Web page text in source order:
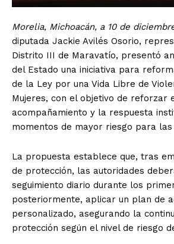
Morelia, Michoacán, a 10 de
diputada Jackie Avilés Osorio,
Distrito III de Maravatío, presentó
del Estado una iniciativa para
de la Ley por una Vida Libre de
Mujeres, con el objetivo de reforzar
acompañamiento y la respuesta
momentos de mayor riesgo para las
La propuesta establece que, tras
de protección, las autoridades
seguimiento diario durante los
posteriormente, aplicar un plan de
personalizado, asegurando la
protección según el nivel de riesgo